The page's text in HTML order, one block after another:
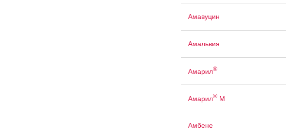
Амавуцин
Амальвия
Амарил®
Амарил®М
Амбене